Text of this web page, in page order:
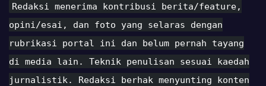
Redaksi menerima kontribusi berita/feature,
opini/esai, dan foto yang selaras dengan
rubrikasi portal ini dan belum pernah tayang
di media lain. Teknik penulisan sesuai kaedah
jurnalistik. Redaksi berhak menyunting konten